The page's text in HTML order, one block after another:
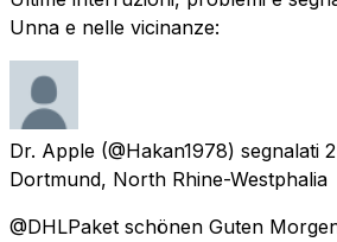
Unna e nelle vicinanze:
Dr. Apple (@Hakan1978) segnalati
Dortmund, North Rhine-Westphalia
@DHLPaket schönen Guten